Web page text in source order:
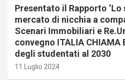
Presentato il Rapporto
mercato di nicchia a
Scenari Immobiliari e
convegno ITALIA CHIAMA
degli studentati al 2030
11 Luglio 2024